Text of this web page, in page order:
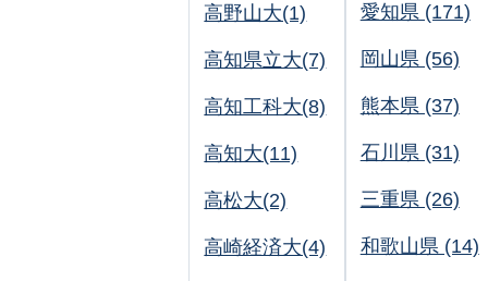
高野山大(1)
高知県立大(7)
高知工科大(8)
高知大(11)
高松大(2)
高崎経済大(4)
愛知県 (171)
岡山県 (56)
熊本県 (37)
石川県 (31)
三重県 (26)
和歌山県 (14)